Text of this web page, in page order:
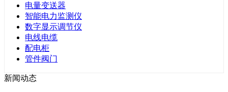
电量变送器
智能电力监测仪
数字显示调节仪
电线电缆
配电柜
管件阀门
新闻动态